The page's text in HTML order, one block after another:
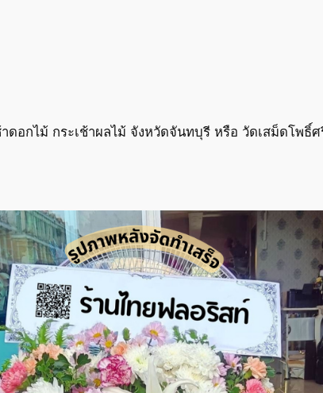
อกไม้ กระเช้าผลไม้ จังหวัดจันทบุรี หรือ วัดเสม็ดโพธิ์